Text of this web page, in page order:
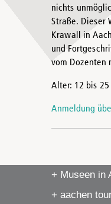
nichts
Straße. Dieser
Krawall in
und
vom Dozenten
Alter: 12 bis 25
Anmeldung
+ Museen in
+ aachen